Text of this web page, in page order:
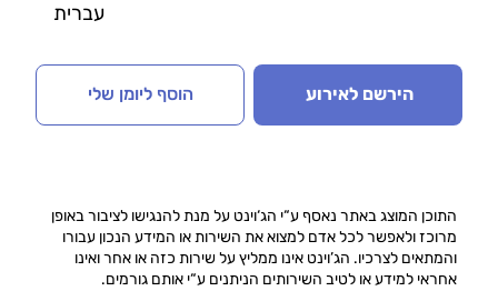
עברית
הירשם לאירוע הוסף ליומן שלי
התוכן המוצג באתר נאסף ע“י הג‘וינט על מנת להנגישו לציבור באופן
מרוכז ולאפשר לכל אדם למצוא את השירות או המידע הנכון עבורו
והמתאים לצרכיו. הג’וינט אינו ממליץ על שירות כזה או אחר ואינו
אחראי למידע או לטיב השירותים הניתנים ע“י אותם גורמים.